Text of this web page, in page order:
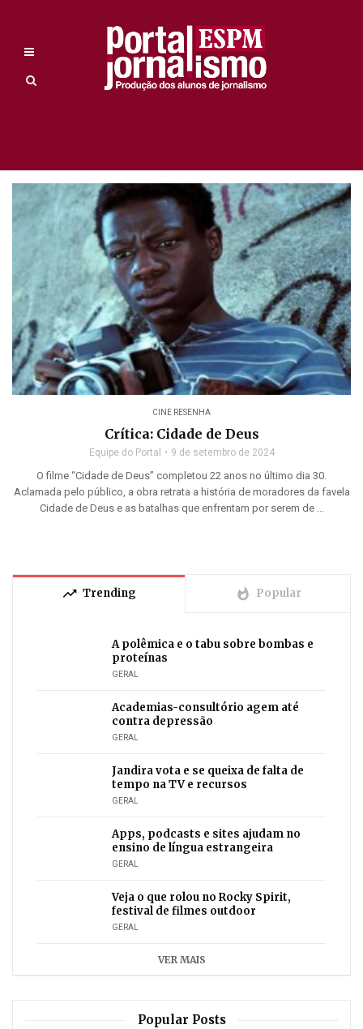
CINE RESENHA
Crítica: Cidade de Deus
Equipe do Portal 9 de setembro de 2024
O filme “Cidade de Deus” completou 22 anos no último dia 30.
Aclamada pelo público, a obra retrata a história de moradores da favela
Cidade de Deus e as batalhas que enfrentam por serem de ...
trending_up Trending whatshot Popular
A polêmica e o tabu sobre bombas e
proteínas
GERAL
Academias-consultório agem até
contra depressão
GERAL
Jandira vota e se queixa de falta de
tempo na TV e recursos
GERAL
Apps, podcasts e sites ajudam no
ensino de língua estrangeira
GERAL
Veja o que rolou no Rocky Spirit,
festival de filmes outdoor
GERAL
VER MAIS
Popular Posts